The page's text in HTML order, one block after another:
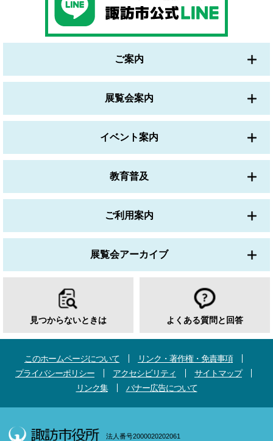
ご案内
展覧会案内
イベント案内
教育普及
ご利用案内
展覧会アーカイブ
見つからないときは よくある質問と回答
このホームページについて
リンク・著作権・免責事項
プライバシーポリシー
アクセシビリティ
サイトマップ
リンク集
バナー広告について
法人番号2000020202061